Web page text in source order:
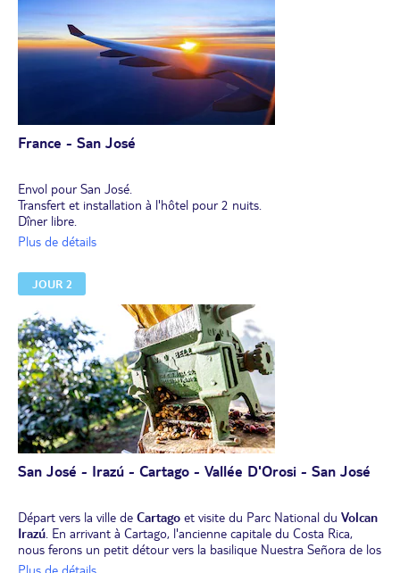
France - San José
Envol pour San José.
Transfert et installation à l'hôtel pour 2 nuits.
Dîner libre.
Si vous ne voyagez pas avec les vols du groupe, (vols choix FLEX),
prévoyez impérativement un vol arrivant le même jour que le vol
du groupe. A défaut, vos transferts pourraient ne pas être assurés
et vous pourriez ne pas pouvoir faire toutes les visites et /ou
profiter de tous les repas prévus, aucun remboursement partiel ne
sera possible.
Des restrictions peuvent également s’appliquer aux horaires du vol
retour, voir descriptif du dernier jour.
Plus de détails
JOUR 2
San José - Irazú - Cartago - Vallée D'Orosi - San José
Départ vers la ville de Cartago et visite du Parc National du Volcan
Irazú. En arrivant à Cartago, l'ancienne capitale du Costa Rica,
nous ferons un petit détour vers la basilique Nuestra Señora de los
Angeles, de style byzantin. Théâtre de la Festivité de la Vierge des